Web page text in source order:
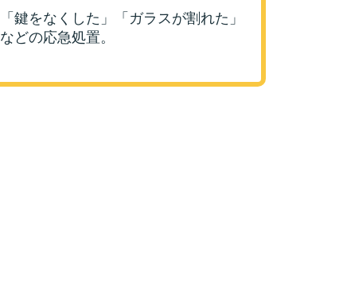
「鍵をなくした」「ガラスが割れた」
などの応急処置。